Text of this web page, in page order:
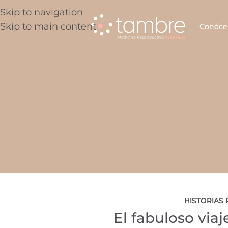
Skip to navigation
Skip to main content
HISTORIAS
El fabuloso